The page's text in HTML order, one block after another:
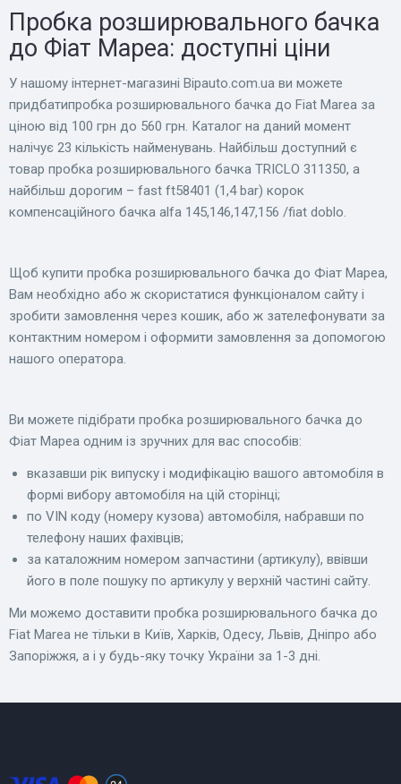
Пробка розширювального бачка
до Фіат Мареа: доступні ціни
У нашому інтернет-магазині Bіpauto.com.ua ви можете
придбатипробка розширювального бачка до Fiat Marea за
ціною від 100 грн до 560 грн. Каталог на даний момент
налічує 23 кількість найменувань. Найбільш доступний є
товар пробка розширювального бачка TRICLO 311350, а
найбільш дорогим – fast ft58401 (1,4 bar) корок
компенсаційного бачка alfa 145,146,147,156 /fiat doblo.
Щоб купити пробка розширювального бачка до Фіат Мареа,
Вам необхідно або ж скористатися функціоналом сайту і
зробити замовлення через кошик, або ж зателефонувати за
контактним номером і оформити замовлення за допомогою
нашого оператора.
Ви можете підібрати пробка розширювального бачка до
Фіат Мареа одним із зручних для вас способів:
вказавши рік випуску і модифікацію вашого автомобіля в
формі вибору автомобіля на цій сторінці;
по VIN коду (номеру кузова) автомобіля, набравши по
телефону наших фахівців;
за каталожним номером запчастини (артикулу), ввівши
його в поле пошуку по артикулу у верхній частині сайту.
Ми можемо доставити пробка розширювального бачка до
Fiat Marea не тільки в Київ, Харків, Одесу, Львів, Дніпро або
Запоріжжя, а і у будь-яку точку України за 1-3 дні.